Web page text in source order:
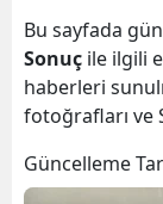
Bu sayfada
Sonuç ile ilgili
haberleri
fotoğrafları ve
Güncelleme